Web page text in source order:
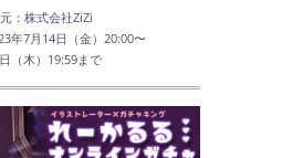
：株式会社ZiZi
年7月14日（金）20:00〜
（木）19:59まで